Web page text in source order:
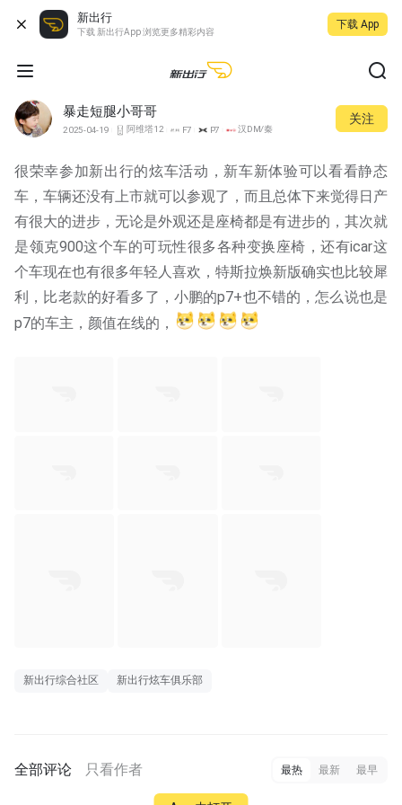
新出行
下载 新出行App 浏览更多精彩内容
下载 App
暴走短腿小哥哥
2025-04-19 阿维塔12 F7 P7 汉DM/秦Pro DM
关注
很荣幸参加新出行的炫车活动，新车新体验可以看看静态
车，车辆还没有上市就可以参观了，而且总体下来觉得日产
有很大的进步，无论是外观还是座椅都是有进步的，其次就
是领克900这个车的可玩性很多各种变换座椅，还有icar这
个车现在也有很多年轻人喜欢，特斯拉焕新版确实也比较犀
利，比老款的好看多了，小鹏的p7+也不错的，怎么说也是
p7的车主，颜值在线的，
新出行综合社区 新出行炫车俱乐部
全部评论 只看作者 最热 最新 最早